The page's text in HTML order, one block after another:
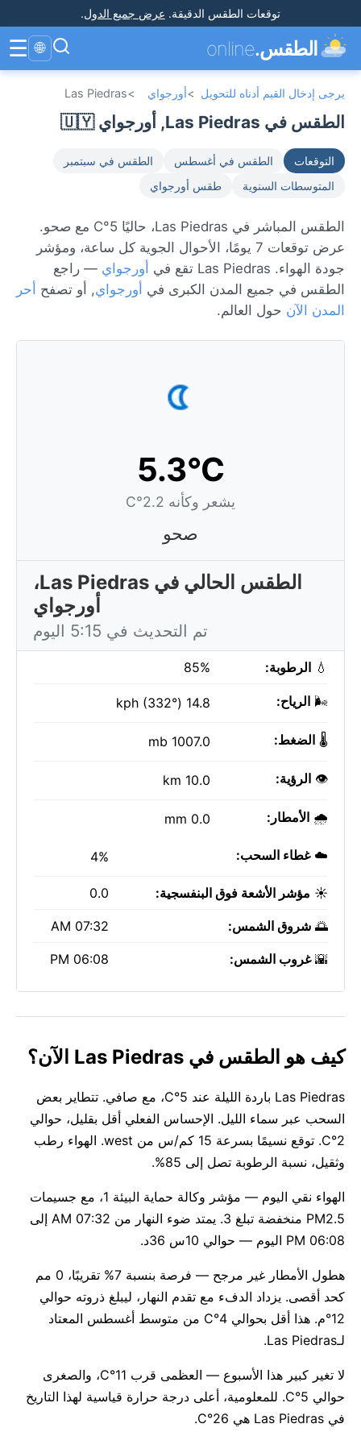
توقعات الطقس الدقيقة. عرض جميع الدول.
الطقس.online
🌐
☰
يرجى إدخال القيم أدناه للتحويل >أورجواي >
Las Piedras
الطقس في Las Piedras, أورجواي 🇺🇾
التوقعات الطقس في أغسطس
الطقس في سبتمبر
المتوسطات السنوية
طقس أورجواي
الطقس المباشر في Las Piedras، حاليًا 5°C مع صحو.
عرض توقعات 7 يومًا، الأحوال الجوية كل ساعة، ومؤشر
جودة الهواء. Las Piedras تقع في
أورجواي — راجع
الطقس في جميع المدن الكبرى في أورجواي, أو تصفح أحر
المدن الآن حول العالم.
5.3°C
يشعر وكأنه 2.2°C
صحو
الطقس الحالي في Las Piedras،
أورجواي
تم التحديث في 5:15 اليوم
💧 الرطوبة: 85%
🌬️ الرياح: 14.8 kph (332°)
🌡️ الضغط: 1007.0 mb
👁️ الرؤية: 10.0 km
🌧️ الأمطار: 0.0 mm
☁️غطاء السحب: 4%
☀️ مؤشر الأشعة فوق البنفسجية: 0.0
🌅 شروق الشمس: 07:32 AM
🌇غروب الشمس: 06:08 PM
كيف هو الطقس في Las Piedras الآن؟
Las Piedras باردة الليلة عند 5°C، مع صافي. تتطاير بعض
السحب عبر سماء الليل. الإحساس الفعلي أقل بقليل، حوالي
2°C. توقع نسيمًا بسرعة 15 كم/س من west. الهواء رطب
وثقيل، نسبة الرطوبة تصل إلى 85%.
الهواء نقي اليوم — مؤشر وكالة حماية البيئة 1، مع جسيمات
PM2.5 منخفضة تبلغ 3. يمتد ضوء النهار من 07:32 AM إلى
06:08 PM اليوم — حوالي 10س 36د.
هطول الأمطار غير مرجح — فرصة بنسبة 7% تقريبًا، 0 مم
كحد أقصى. يزداد الدفء مع تقدم النهار، ليبلغ ذروته حوالي
12°م. هذا أقل بحوالي 4°C من متوسط أغسطس المعتاد
لـLas Piedras.
لا تغير كبير هذا الأسبوع — العظمى قرب 11°C، والصغرى
حوالي 5°C. للمعلومية، أعلى درجة حرارة قياسية لهذا التاريخ
في Las Piedras هي 26°C.